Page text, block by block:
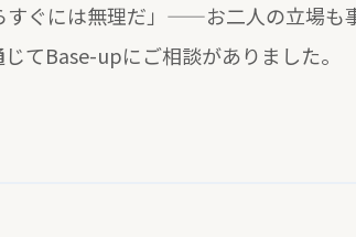
すぐには無理だ」——お二人の立場も
てBase-upにご相談がありました。